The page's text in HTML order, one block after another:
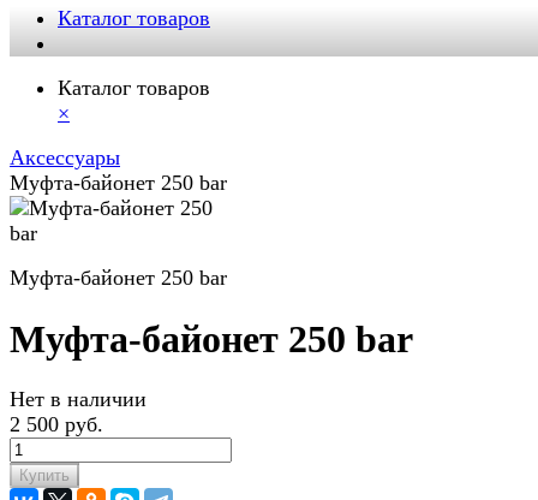
Каталог товаров
Каталог товаров
×
Аксессуары
Муфта-байонет 250 bar
Муфта-байонет 250 bar
Муфта-байонет 250 bar
Нет в наличии
2 500 руб.
Купить